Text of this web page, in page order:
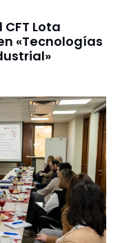
Lota
«Tecnologías